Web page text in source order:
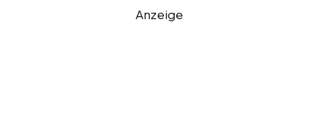
Anzeige